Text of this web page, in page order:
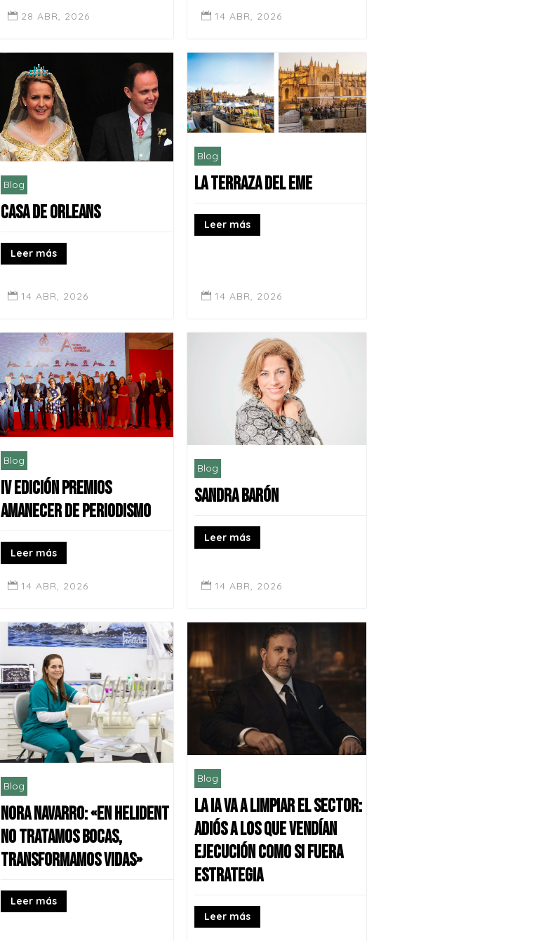
 28 ABR, 2026  14 ABR, 2026
Blog
CASA DE ORLEANS
Leer más
 14 ABR, 2026
Blog
LA TERRAZA DEL EME
Leer más
 14 ABR, 2026
Blog
IV EDICIÓN PREMIOS
AMANECER DE PERIODISMO
Leer más
 14 ABR, 2026
Blog
SANDRA BARÓN
Leer más
 14 ABR, 2026
Blog
Nora Navarro: «En Helident
no tratamos bocas,
transformamos vidas»
Leer más
Blog
La IA va a limpiar el sector:
adiós a los que vendían
ejecución como si fuera
estrategia
Leer más